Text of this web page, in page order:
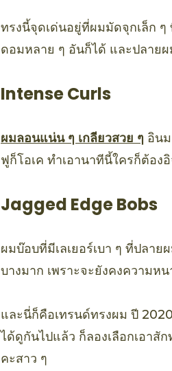
ทรงนี้จุดเด่นอยู่ที่ผมมัดจุกเล็ก
ดอมหลาย ๆ อันก็ได้ และปลาย
Intense Curls
ผมลอนแน่น ๆ เกลียวสวย ๆ อิน
ฟูก็โอเค ทำเอานาทีนี้ใครก็ต้อง
Jagged Edge Bobs
ผมบ๊อบที่มีเลเยอร์เบา ๆ ที่ปลา
บางมาก เพราะจะยังคงความหน
และนี่ก็คือเทรนด์ทรงผม ปี
ได้ดูกันไปแล้ว ก็ลองเลือกเอาสั
คะสาว ๆ